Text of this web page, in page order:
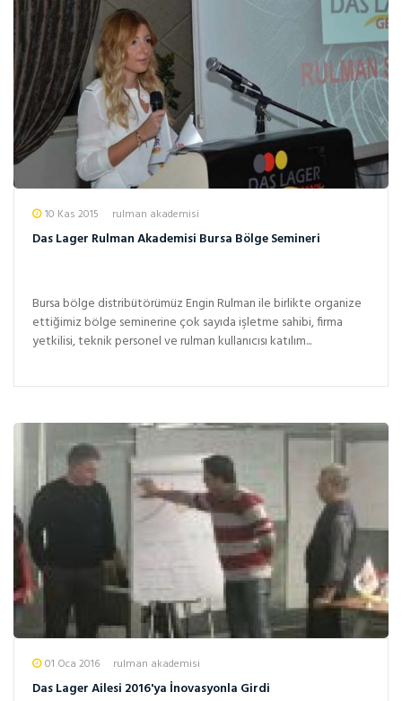
10 Kas 2015 rulman akademisi
Das Lager Rulman Akademisi Bursa Bölge Semineri
Bursa bölge distribütörümüz Engin Rulman ile birlikte organize
ettiğimiz bölge seminerine çok sayıda işletme sahibi, firma
yetkilisi, teknik personel ve rulman kullanıcısı katılım...
01 Oca 2016 rulman akademisi
Das Lager Ailesi 2016'ya İnovasyonla Girdi